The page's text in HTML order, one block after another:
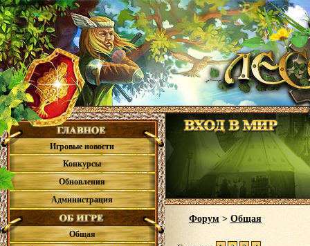
Игровые новости
Конкурсы
Обновления
Администрация
Общая
Форум > Общая